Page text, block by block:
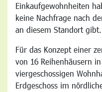
Einkaufgewohnheiten
keine Nachfrage nach
an diesem Standort gibt.
Für das Konzept einer
von 16 Reihenhäusern
viergeschossigen
Erdgeschoss im